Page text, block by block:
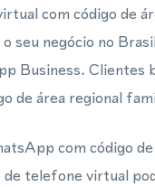
com código de
seu negócio no
Business. Clientes
de área regional
com código
telefone virtual